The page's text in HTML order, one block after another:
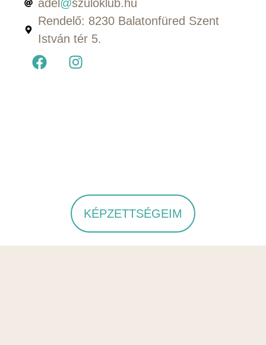
adel @szuloklub.hu
Rendelő: 8230 Balatonfüred Szent
István tér 5.
KÉPZETTSÉGEIM